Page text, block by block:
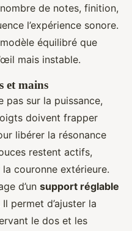
de notes, finition,
l’expérience sonore.
équilibré que
mais instable.
et mains
pas sur la puissance,
doivent frapper
libérer la résonance
restent actifs,
couronne extérieure.
d’un support réglable
permet d’ajuster la
le dos et les